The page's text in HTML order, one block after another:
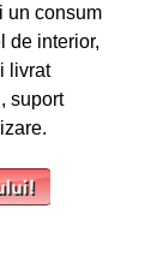
un consum
de interior,
livrat
suport